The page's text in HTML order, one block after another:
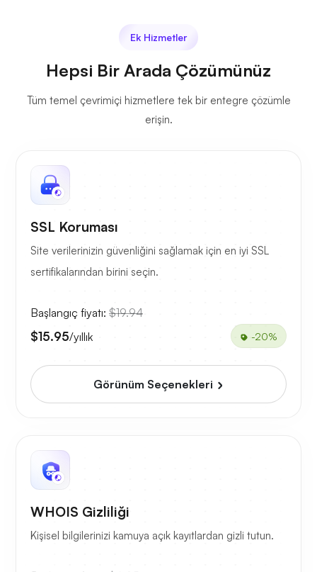
Ek Hizmetler
Hepsi Bir Arada Çözümünüz
Tüm temel çevrimiçi hizmetlere tek bir entegre çözümle
erişin.
SSL Koruması
Site verilerinizin güvenliğini sağlamak için en iyi SSL
sertifikalarından birini seçin.
Başlangıç fiyatı: $19.94
$15.95/yıllık -20%
Görünüm Seçenekleri
WHOIS Gizliliği
Kişisel bilgilerinizi kamuya açık kayıtlardan gizli tutun.